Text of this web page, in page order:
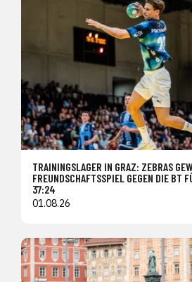
TRAININGSLAGER IN GRAZ: ZEBRAS
FREUNDSCHAFTSSPIEL GEGEN DIE BT
37:24
01.08.26